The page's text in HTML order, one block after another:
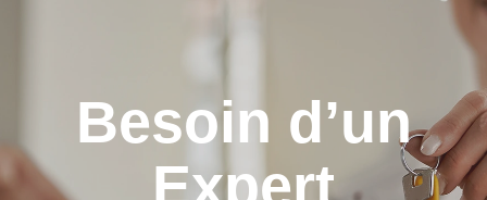
Besoin d’un
Expert